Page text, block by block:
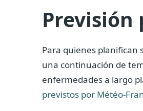
Previsión
Para quienes planifican
una continuación de
enfermedades a largo
previstos por Météo-